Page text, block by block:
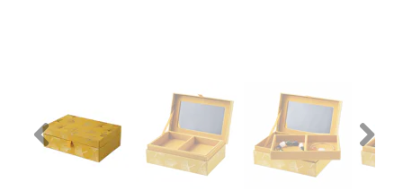
KIDS
Previous Next